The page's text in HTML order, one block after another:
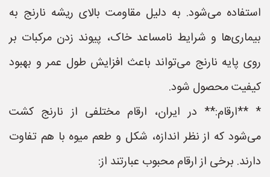
استفاده می‌شود. به دلیل مقاومت بالای ریشه نارنج به
بیماری‌ها و شرایط نامساعد خاک، پیوند زدن مرکبات بر
روی پایه نارنج می‌تواند باعث افزایش طول عمر و بهبود
کیفیت محصول شود.
* **ارقام:** در ایران، ارقام مختلفی از نارنج کشت
می‌شود که از نظر اندازه، شکل و طعم میوه با هم تفاوت
دارند. برخی از ارقام محبوب عبارتند از: